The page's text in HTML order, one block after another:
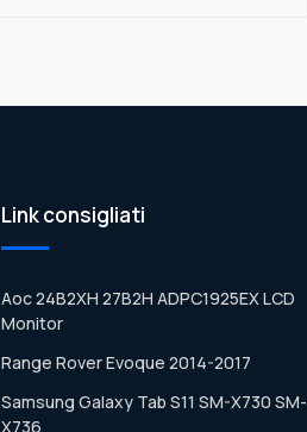
Link consigliati
Aoc 24B2XH 27B2H ADPC1925EX LCD
Monitor
Range Rover Evoque 2014-2017
Samsung Galaxy Tab S11 SM-X730 SM-
X736